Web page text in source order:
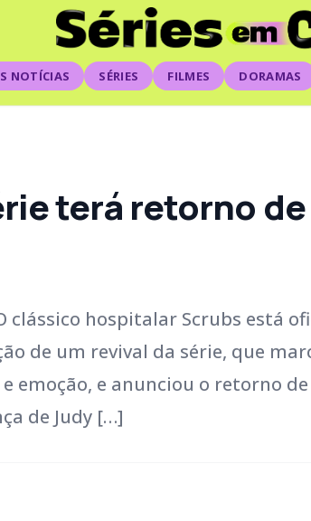
NOTÍCIAS SÉRIES FILMES DORAMAS
terá retorno
clássico hospitalar Scrubs está
de um revival da série, que
emoção, e anunciou o retorno
de Judy […]